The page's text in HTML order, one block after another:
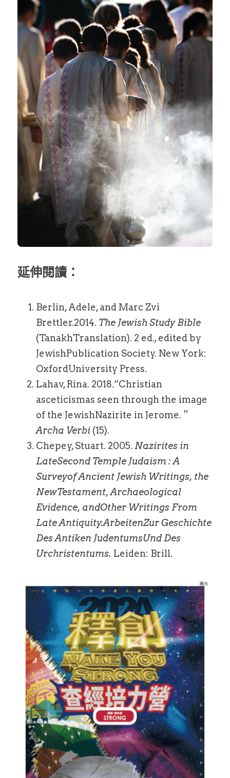
延伸閱讀：
Berlin, Adele, and Marc Zvi
Brettler.2014. The Jewish Study Bible
(TanakhTranslation). 2 ed., edited by
JewishPublication Society. New York:
OxfordUniversity Press.
Lahav, Rina. 2018.“Christian
asceticismas seen through the image
of the JewishNazirite in Jerome.＂
Archa Verbi (15).
Chepey, Stuart. 2005. Nazirites in
LateSecond Temple Judaism : A
Surveyof Ancient Jewish Writings, the
NewTestament, Archaeological
Evidence, andOther Writings From
Late Antiquity.ArbeitenZur Geschichte
Des Antiken JudentumsUnd Des
Urchristentums. Leiden: Brill.